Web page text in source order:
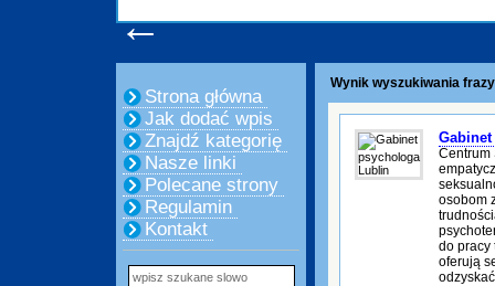
←
Strona główna
Jak dodać wpis
Znajdź kategorię
Nasze linki
Polecane strony
Regulamin
Kontakt
Wynik wyszukiwania
Centrum
osobom
do pracy
oferują